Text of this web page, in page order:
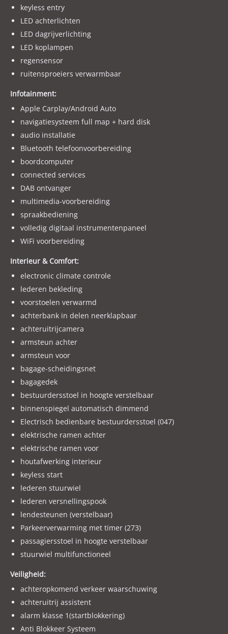
Voor onze actuele aanbod kijk op WWW.WELK.NL
Met vriendelijke groet en tot snel ! Bij Autocentre Van Der
Welk.
LET OP ! Wij adverteren via een adverteerders systeem. De
uitvoeringen en optielijst kunnen afwijken, er worden geen
rechten ontleend aan de verstrekte informatie in de
voor u belangrijk zijn voordat u de beslissing neemt.
keyless entry
LED achterlichten
LED dagrijverlichting
LED koplampen
regensensor
ruitensproeiers verwarmbaar
Infotainment:
Apple Carplay/Android Auto
navigatiesysteem full map + hard disk
audio installatie
Bluetooth telefoonvoorbereiding
boordcomputer
connected services
DAB ontvanger
multimedia-voorbereiding
spraakbediening
volledig digitaal instrumentenpaneel
WiFi voorbereiding
Interieur & Comfort:
electronic climate controle
lederen bekleding
voorstoelen verwarmd
achterbank in delen neerklapbaar
achteruitrijcamera
armsteun achter
armsteun voor
bagage-scheidingsnet
bagagedek
bestuurdersstoel in hoogte verstelbaar
binnenspiegel automatisch dimmend
Electrisch bedienbare bestuurdersstoel (047)
elektrische ramen achter
elektrische ramen voor
houtafwerking interieur
keyless start
lederen stuurwiel
lederen versnellingspook
lendesteunen (verstelbaar)
Parkeerverwarming met timer (273)
passagiersstoel in hoogte verstelbaar
stuurwiel multifunctioneel
Veiligheid:
achteropkomend verkeer waarschuwing
achteruitrij assistent
alarm klasse 1(startblokkering)
Anti Blokkeer Systeem